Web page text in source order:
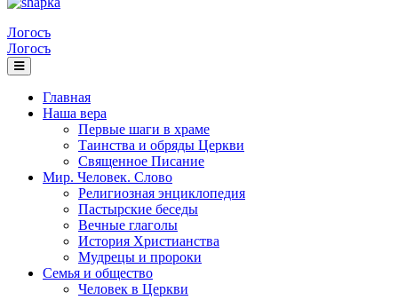
Логосъ
Логосъ
Главная
Наша вера
Первые шаги в храме
Таинства и обряды Церкви
Священное Писание
Мир. Человек. Слово
Религиозная энциклопедия
Пастырские беседы
Вечные глаголы
История Христианства
Мудрецы и пророки
Семья и общество
Человек в Церкви